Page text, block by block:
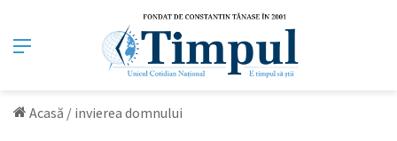
Meniu
Acasă / invierea domnului